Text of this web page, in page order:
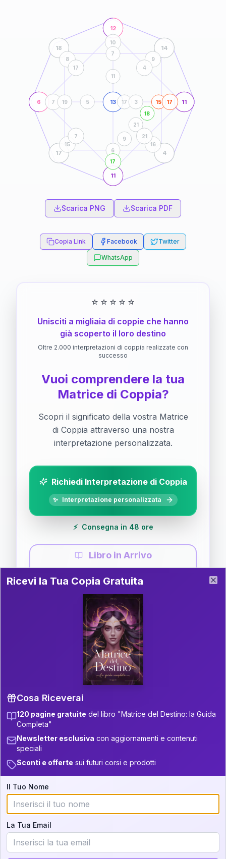
6
12
11
11
13
18 14
17 4
6
9
21
18
15
7
10
17
17
19
7
17 3
5
11
8
17
9
4
15
7
16
21
Scarica PNG Scarica PDF
Copia Link Facebook Twitter
WhatsApp
⭐ ⭐ ⭐ ⭐ ⭐
Unisciti a migliaia di coppie che hanno
già scoperto il loro destino
Oltre 2.000 interpretazioni di coppia realizzate con
successo
Vuoi comprendere la tua
Matrice di Coppia?
Scopri il significato della vostra Matrice
di Coppia attraverso una nostra
interpretazione personalizzata.
Richiedi Interpretazione di Coppia
✨ Interpretazione personalizzata
⚡ Consegna in 48 ore
Libro in Arrivo
Guida completa di Coppia
Il libro è in fase di scrittura. Iscriviti alla newsletter
per ricevere aggiornamenti!
P.S. Interpretazione parziale
gratuita
Scorri più in basso per vedere
un'interpretazione parziale gratuita della tua
Iscriviti alla newsletter per ricevere
aggiornamenti quando sarà disponibile.
Cosa scoprirete nella vostra
interpretazione:
💕 Come rafforzare la vostra unione
Ricevi la Tua Copia Gratuita del Libro
Ricevi la Tua Copia Gratuita
Cosa Riceverai
120 pagine gratuite del libro "Matrice del Destino: la Guida
Completa"
Newsletter esclusiva con aggiornamenti e contenuti
speciali
Sconti e offerte sui futuri corsi e prodotti
Il Tuo Nome
La Tua Email